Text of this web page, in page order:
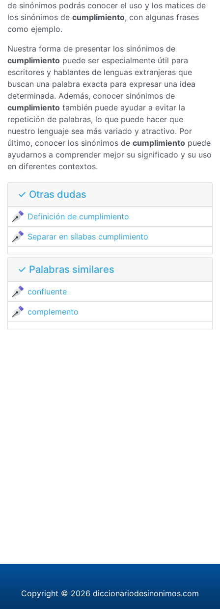
de sinónimos podrás conocer el uso y los matices de
los sinónimos de cumplimiento, con algunas frases
como ejemplo.
Nuestra forma de presentar los sinónimos de
cumplimiento puede ser especialmente útil para
escritores y hablantes de lenguas extranjeras que
buscan una palabra exacta para expresar una idea
determinada. Además, conocer sinónimos de
cumplimiento también puede ayudar a evitar la
repetición de palabras, lo que puede hacer que
nuestro lenguaje sea más variado y atractivo. Por
último, conocer los sinónimos de cumplimiento puede
ayudarnos a comprender mejor su significado y su uso
en diferentes contextos.
✓ Otras dudas
Definición de cumplimiento
Separar en sílabas cumplimiento
✓ Palabras similares
confluente
complemento
Copyright © 2026 diccionariodesinonimos.com